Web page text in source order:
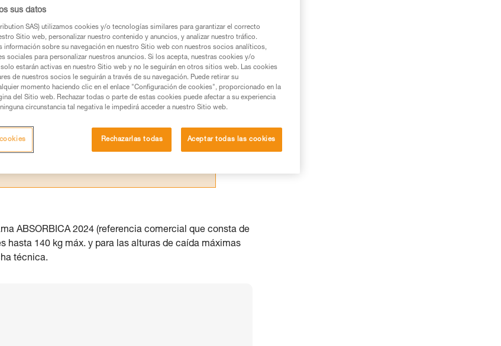
idénticas.
utilizados en este consejo antes de
de la ficha técnica para poder comprender
entrenamiento específico. Confirme a
estas técnicas, solo y con total seguridad,
actividad. Pueden existir otras que no
ABSORBICA 2024 (referencia comercial que consta de
hasta 140 kg máx. y para las alturas de caída máximas
técnica.
sus datos
SAS) utilizamos cookies y/o tecnologías similares para garantizar el correcto
Sitio web, personalizar nuestro contenido y anuncios, y analizar nuestro tráfico.
información sobre su navegación en nuestro Sitio web con nuestros socios analíticos,
sociales para personalizar nuestros anuncios. Si los acepta, nuestras cookies y/o
estarán activas en nuestro Sitio web y no le seguirán en otros sitios web. Las cookies
de nuestros socios le seguirán a través de su navegación. Puede retirar su
momento haciendo clic en el enlace "Configuración de cookies", proporcionado en la
del Sitio web. Rechazar todas o parte de estas cookies puede afectar a su experiencia
circunstancia tal negativa le impedirá acceder a nuestro Sitio web.
Rechazarlas todas Aceptar todas las cookies